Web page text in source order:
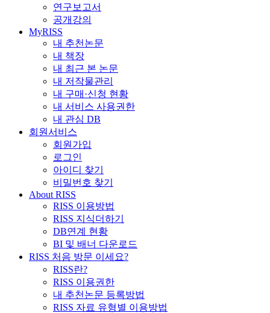
연구보고서
공개강의
MyRISS
내 추천논문
내 책장
내 최근 본 논문
내 저작물관리
내 구매·신청 현황
내 서비스 사용권한
내 관심 DB
회원서비스
회원가입
로그인
아이디 찾기
비밀번호 찾기
About RISS
RISS 이용방법
RISS 지식더하기
DB연계 현황
BI 및 배너 다운로드
RISS 처음 방문 이세요?
RISS란?
RISS 이용권한
내 추천논문 등록방법
RISS 자료 유형별 이용방법